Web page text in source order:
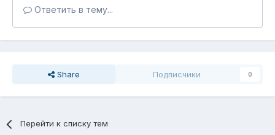
Ответить в тему...
Share Подписчики 0
Перейти к списку тем